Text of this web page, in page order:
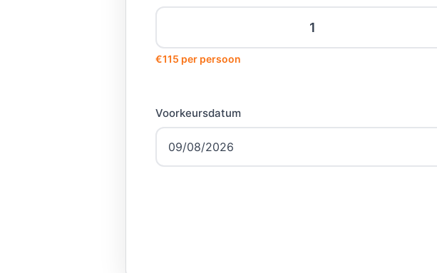
€115 per persoon
Voorkeursdatum